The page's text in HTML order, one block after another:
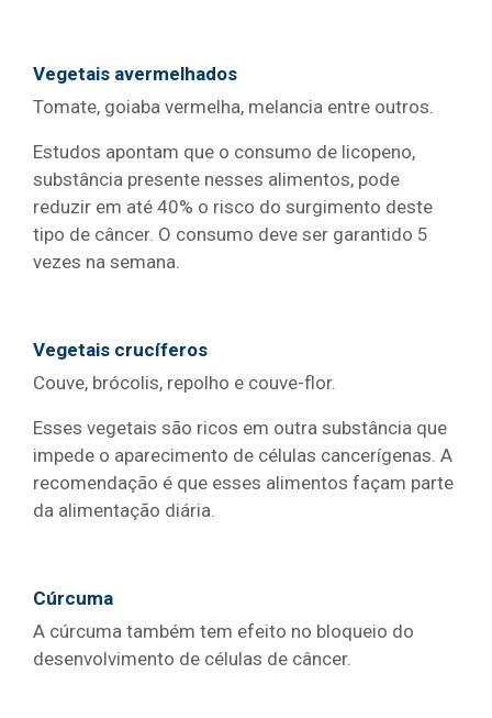
Vegetais avermelhados
Tomate, goiaba vermelha, melancia entre outros.
Estudos apontam que o consumo de licopeno,
substância presente nesses alimentos, pode
reduzir em até 40% o risco do surgimento deste
tipo de câncer. O consumo deve ser garantido 5
vezes na semana.
Vegetais crucíferos
Couve, brócolis, repolho e couve-flor.
Esses vegetais são ricos em outra substância que
impede o aparecimento de células cancerígenas. A
recomendação é que esses alimentos façam parte
da alimentação diária.
Cúrcuma
A cúrcuma também tem efeito no bloqueio do
desenvolvimento de células de câncer.